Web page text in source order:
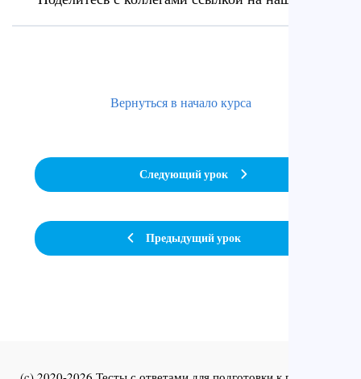
Предыдущий урок
Вернуться в начало курса
Следующий урок